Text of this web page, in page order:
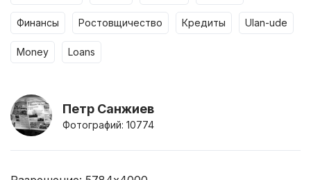
финансы ростовщичество кредиты ulan-ude
money loans
Петр Санжиев
Фотографий: 10774